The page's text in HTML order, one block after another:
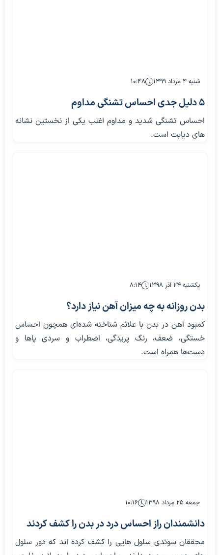
شنبه ۴ مرداد ۱۳۹۹ ۱۰:۴۸
5 دلیل جدی احساس تشنگی مداوم
احساس تشنگی شدید و مداوم اغلب یکی از نخستین نشانه
های دیابت است.
یکشنبه ۲۴ آذر ۱۳۹۸ ۸:۱۴
بدن روزانه به چه میزان آهن نیاز دارد؟
کمبود آهن در بدن با علائم شناخته‌ شده‌ای همچون احساس
خستگی، ضعف، رنگ پریدگی، اضطراب و سردی پاها و
دست‌ها همراه است.
۱۰:۱۶
دانشمندان راز احساس درد در بدن را کشف کردند
محققان سوئدی سلول هایی را کشف کرده اند که دور سلول
های عصبی وجود دارند و احساس درد را به لایه خارجی